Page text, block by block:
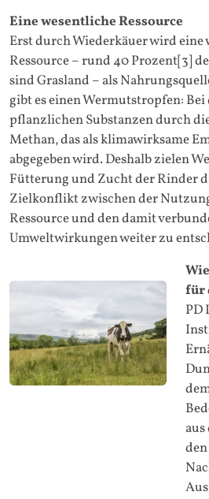
Eine wesentliche Ressource
Erst durch Wiederkäuer wird
Ressource – rund 40 Prozent[3]
sind Grasland – als
gibt es einen Wermutstropfen:
pflanzlichen Substanzen durch
Methan, das als klimawirksame
abgegeben wird. Deshalb zielen
Fütterung und Zucht der Rinder
Zielkonflikt zwischen der
Ressource und den damit
Umweltwirkungen weiter zu
für
PD